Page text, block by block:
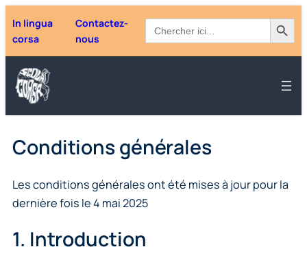
In lingua
corsa
Contactez-
nous
Search
for:
Search Button
Conditions générales
Les conditions générales ont été mises à jour pour la
dernière fois le 4 mai 2025
1. Introduction